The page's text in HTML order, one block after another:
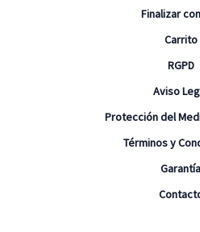
Finalizar
Carrito
RGPD
Aviso
Protección del
Términos y
Garantía